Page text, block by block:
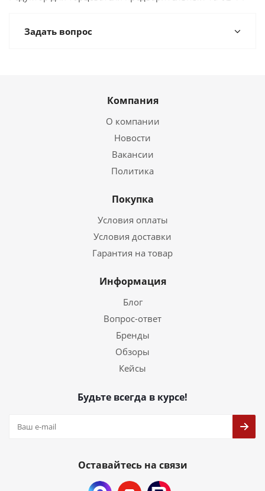
Задать вопрос
Компания
О компании
Новости
Вакансии
Политика
Покупка
Условия оплаты
Условия доставки
Гарантия на товар
Информация
Блог
Вопрос-ответ
Бренды
Обзоры
Кейсы
Будьте всегда в курсе!
Оставайтесь на связи